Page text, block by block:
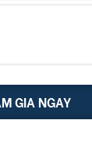
GIA NGAY